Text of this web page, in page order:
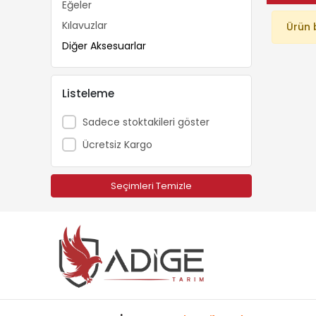
Eğeler
Kılavuzlar
Diğer Aksesuarlar
Listeleme
Sadece stoktakileri göster
Ücretsiz Kargo
Seçimleri Temizle
Ürün